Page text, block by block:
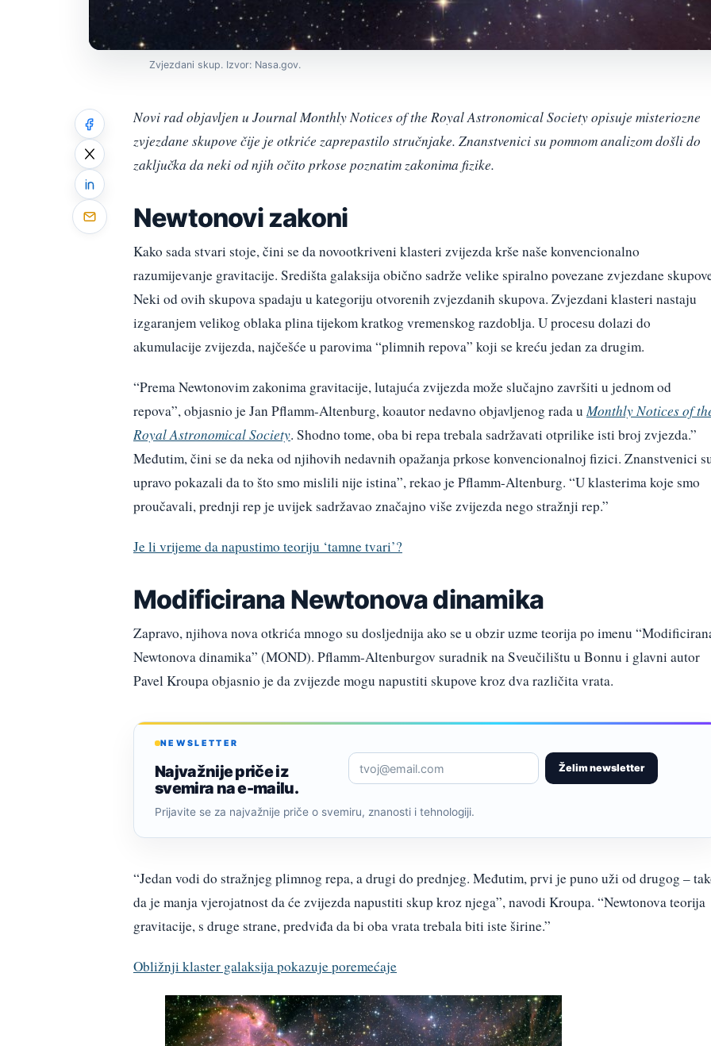
Zvjezdani skup. Izvor: Nasa.gov.
Novi rad objavljen u Journal Monthly Notices of the Royal Astronomical Society opisuje misteriozne
zvjezdane skupove čije je otkriće zaprepastilo stručnjake. Znanstvenici su pomnom analizom došli do
zaključka da neki od njih očito prkose poznatim zakonima fizike.
Newtonovi zakoni
Kako sada stvari stoje, čini se da novootkriveni klasteri zvijezda krše naše konvencionalno
razumijevanje gravitacije. Središta galaksija obično sadrže velike spiralno povezane zvjezdane
Neki od ovih skupova spadaju u kategoriju otvorenih zvjezdanih skupova. Zvjezdani klasteri nastaju
izgaranjem velikog oblaka plina tijekom kratkog vremenskog razdoblja. U procesu dolazi do
akumulacije zvijezda, najčešće u parovima “plimnih repova” koji se kreću jedan za drugim.
“Prema Newtonovim zakonima gravitacije, lutajuća zvijezda može slučajno završiti u jednom od
repova”, objasnio je Jan Pflamm-Altenburg, koautor nedavno objavljenog rada u Monthly Notices of
Royal Astronomical Society. Shodno tome, oba bi repa trebala sadržavati otprilike isti broj zvjezda.”
Međutim, čini se da neka od njihovih nedavnih opažanja prkose konvencionalnoj fizici. Znanstvenici
upravo pokazali da to što smo mislili nije istina”, rekao je Pflamm-Altenburg. “U klasterima koje smo
proučavali, prednji rep je uvijek sadržavao značajno više zvijezda nego stražnji rep.”
Je li vrijeme da napustimo teoriju ‘tamne tvari’?
Modificirana Newtonova dinamika
Zapravo, njihova nova otkrića mnogo su dosljednija ako se u obzir uzme teorija po imenu
Newtonova dinamika” (MOND). Pflamm-Altenburgov suradnik na Sveučilištu u Bonnu i glavni autor
Pavel Kroupa objasnio je da zvijezde mogu napustiti skupove kroz dva različita vrata.
NEWSLETTER
Najvažnije priče iz
svemira na e-mailu.
Želim newsletter
Prijavite se za najvažnije priče o svemiru, znanosti i tehnologiji.
“Jedan vodi do stražnjeg plimnog repa, a drugi do prednjeg. Međutim, prvi je puno uži od drugog –
da je manja vjerojatnost da će zvijezda napustiti skup kroz njega”, navodi Kroupa. “Newtonova teorija
gravitacije, s druge strane, predviđa da bi oba vrata trebala biti iste širine.”
Obližnji klaster galaksija pokazuje poremećaje